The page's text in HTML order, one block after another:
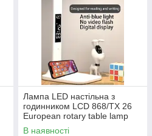
Лампа LED настільна з
годинником LCD 868/TX 26
European rotary table lamp
(50)
В наявності